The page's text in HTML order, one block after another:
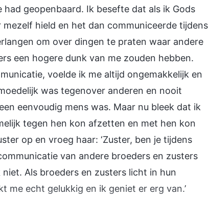
geopenbaard. Ik besefte dat als ik Gods
hield en het dan communiceerde tijdens
om over dingen te praten waar andere
een hogere dunk van me zouden hebben.
voelde ik me altijd ongemakkelijk en
was tegenover anderen en nooit
eenvoudig mens was. Maar nu bleek dat ik
tegen hen kon afzetten en met hen kon
op en vroeg haar: ‘Zuster, ben je tijdens
van andere broeders en zusters
niet. Als broeders en zusters licht in hun
me echt gelukkig en ik geniet er erg van.’